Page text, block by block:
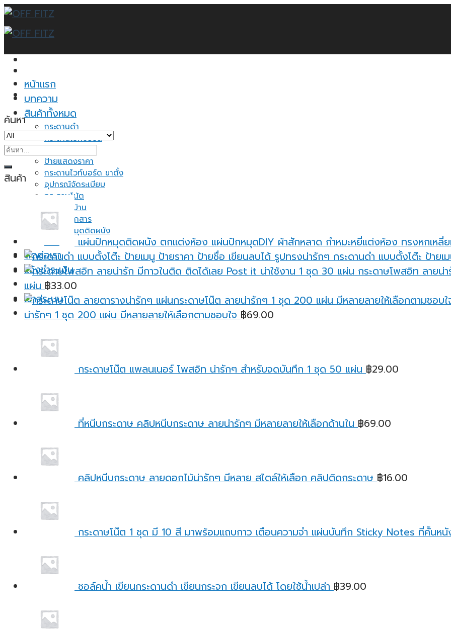
Skip
to
content
หน้าแรก
บทความ
สินค้าทั้งหมด
กระดานดำ
กระดานไวท์บอร์ด
ป้ายแสดงราคา
กระดานไวท์บอร์ด ขาตั้ง
อุปกรณ์จัดระเบียบ
กระดาษโน้ต
ของใช้ในบ้าน
ชั้นวางเอกสาร
แผ่นปักหมุดติดผนัง
ติดต่อเรา
แจ้งชำระเงิน
เข้าสู่ระบบ
ค้นหา
ค้นหา:
สินค้า
แผ่นปักหมุดติดผนัง ตกแต่งห้อง แผ่นปักหมุดDIY ผ้าสักหลาด กำหมะหยี่แต่งห้อง ทรงหกเหลี่
กระดานดำ แบบตั้งโต๊ะ ป้าย
กระดาษโพสอิท ลายน่
แผ่น ฿33.00
น่ารักๆ 1 ชุด 200 แผ่น มีหลายลายให้เลือกตามชอบใจ ฿69.00
กระดาษโน๊ต แพลนเนอร์ โพสอิท น่ารักๆ สำหรับจดบันทึก 1 ชุด 50 แผ่น ฿29.00
ที่หนีบกระดาษ คลิปหนีบกระดาษ ลายน่ารักๆ มีหลายลายให้เลือกด้านใน ฿69.00
คลิปหนีบกระดาษ ลายดอกไม้น่ารักๆ มีหลาย สไตล์ให้เลือก คลิปติดกระดาษ ฿16.00
กระดาษโน๊ต 1 ชุด มี 10 สี มาพร้อมแถบกาว เตือนความจํา แผ่นบันทึก Sticky Notes ที่คั้นหนั
ชอล์คน้ำ เขียนกระดานดำ เขียนกระจก เขียนลบได้ โดยใช้น้ำเปล่า ฿39.00